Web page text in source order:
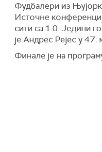
Фудбалери из
Источне
сити са 1:0. Једини
је Андрес Рејес у 47.
Финале је на